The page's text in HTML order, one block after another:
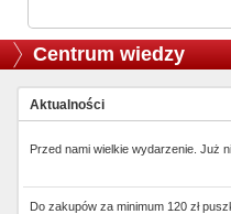
Centrum wiedzy
Aktualności
Przed nami wielkie wydarzenie. Już
Do zakupów za minimum 120 zł